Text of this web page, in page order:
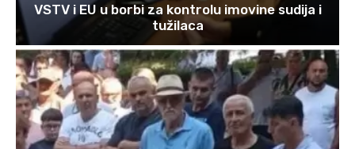
VSTV i EU u borbi za kontrolu imovine sudija i
tužilaca